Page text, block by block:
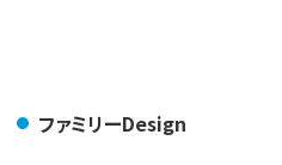
ファミリーDesign